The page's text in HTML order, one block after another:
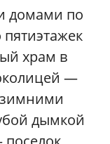
домами по
храм в
—
дымкой